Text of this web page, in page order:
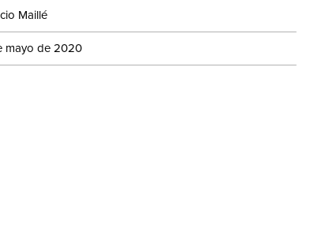
Maillé
mayo de 2020